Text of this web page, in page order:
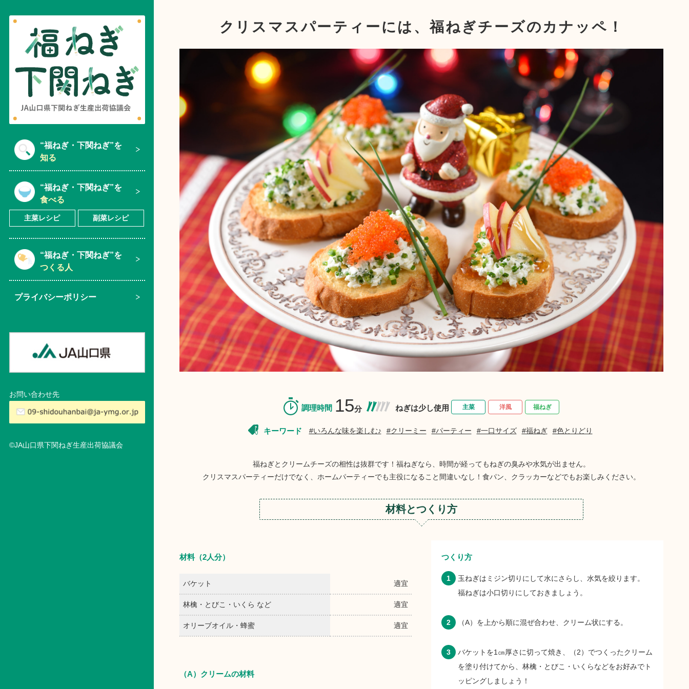
“福ねぎ・下関ねぎ”を
知る
“福ねぎ・下関ねぎ”を
食べる
主菜レシピ 副菜レシピ
“福ねぎ・下関ねぎ”を
つくる人
プライバシーポリシー
お問い合わせ先
©JA山口県下関ねぎ生産出荷協議会
クリスマスパーティーには、福ねぎチーズのカナッペ！
調理時間 15分 ねぎは少し使用 主菜 洋風 福ねぎ
キーワード #いろんな味を楽しむ♪ #クリーミー #パーティー #一口サイズ #福ねぎ #色とりどり
福ねぎとクリームチーズの相性は抜群です！福ねぎなら、時間が経ってもねぎの臭みや水気が出ません。
クリスマスパーティーだけでなく、ホームパーティーでも主役になること間違いなし！食パン、クラッカーなどでもお楽しみください。
材料とつくり方
材料（2人分）
バケット 適宜
林檎・とびこ・いくら など 適宜
オリーブオイル・蜂蜜 適宜
（A）クリームの材料
つくり方
玉ねぎはミジン切りにして水にさらし、水気を絞ります。
福ねぎは小口切りにしておきましょう。
（A）を上から順に混ぜ合わせ、クリーム状にする。
バケットを1㎝厚さに切って焼き、（2）でつくったクリーム
を塗り付けてから、林檎・とびこ・いくらなどをお好みでト
ッピングしましょう！